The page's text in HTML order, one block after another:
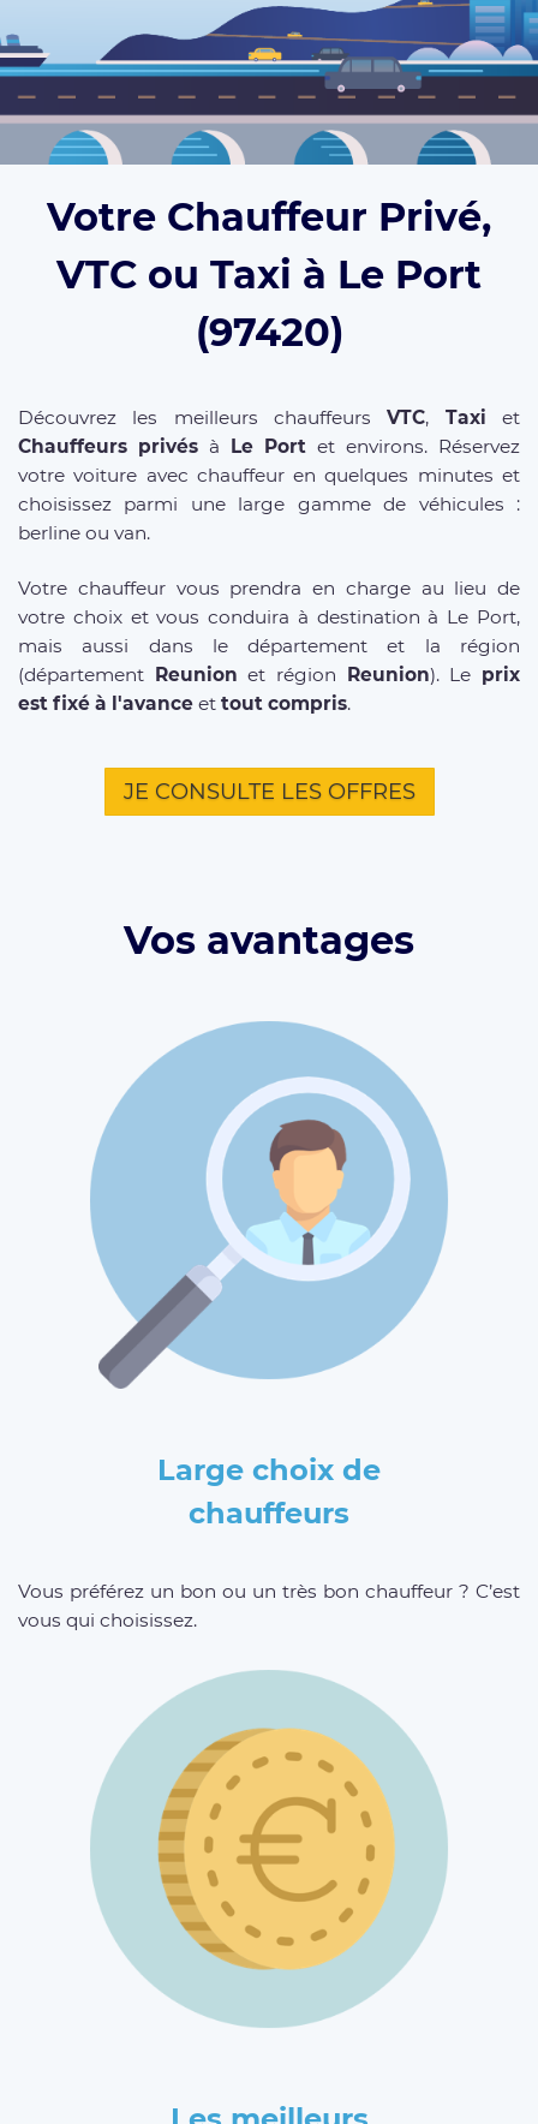
Votre Chauffeur Privé,
VTC ou Taxi à Le Port
(97420)
Découvrez les meilleurs chauffeursVTC, Taxi et
Chauffeurs privés à Le Port et environs. Réservez
votre voiture avec chauffeur en quelques minutes et
choisissez parmi une large gamme de véhicules :
berline ou van.
Votre chauffeur vous prendra en charge au lieu de
votre choix et vous conduira à destination à Le Port,
mais aussi dans le département et la région
(département Reunion et région Reunion). Le prix
est fixé à l'avance et tout compris.
JE CONSULTE LES OFFRES
Vos avantages
Large choix de
chauffeurs
Vous préférez un bon ou un très bon chauffeur ? C’est
vous qui choisissez.